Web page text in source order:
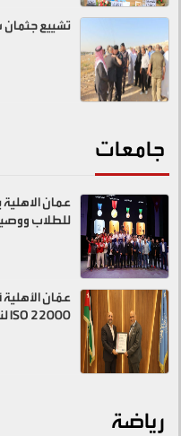
تشييع جثمان
جامعات
عمان الاهلية
للطلاب
عمّان
ISO 22000 لنظام إدارة سلامة الغذاء
رياضة